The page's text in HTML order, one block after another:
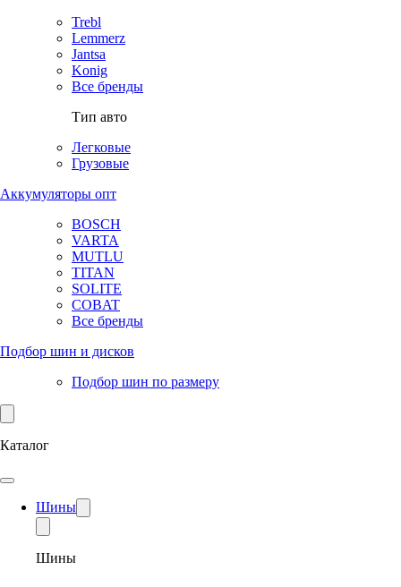
Trebl
Lemmerz
Jantsa
Konig
Все бренды
Тип авто
Легковые
Грузовые
Аккумуляторы опт
BOSCH
VARTA
MUTLU
TITAN
SOLITE
COBAT
Все бренды
Подбор шин и дисков
Подбор шин по размеру
Каталог
Шины
Шины